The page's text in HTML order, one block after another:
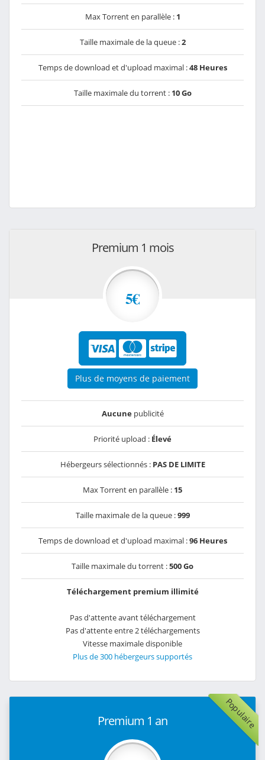
Max Torrent en parallèle : 1
Taille maximale de la queue :2
Temps de download et d'upload maximal :48 Heures
Taille maximale du torrent : 10 Go
Premium 1 mois
5€
Plus de moyens de paiement
Aucunepublicité
Priorité upload : Élevé
Hébergeurs sélectionnés : PAS DE LIMITE
Max Torrent en parallèle : 15
Taille maximale de la queue :999
Temps de download et d'upload maximal :96 Heures
Taille maximale du torrent :500 Go
Téléchargement premium illimité
Pas d'attente avant téléchargement
Pas d'attente entre 2 téléchargements
Vitesse maximale disponible
Plus de 300 hébergeurs supportés
Populaire
Premium 1 an